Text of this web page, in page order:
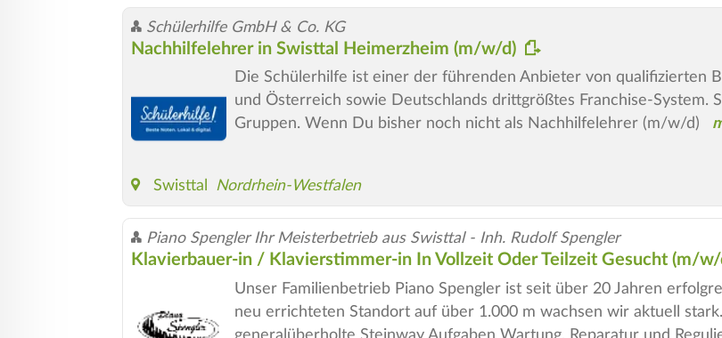
Schülerhilfe GmbH & Co. KG
Nachhilfelehrer in Swisttal Heimerzheim (m/w/d)
Die Schülerhilfe ist einer der führenden Anbieter von qualifizierten
und Österreich sowie Deutschlands drittgrößtes Franchise-System.
Gruppen. Wenn Du bisher noch nicht als Nachhilfelehrer (m/w/d)
Swisttal Nordrhein-Westfalen
Piano Spengler Ihr Meisterbetrieb aus Swisttal - Inh. Rudolf Spengler
Klavierbauer-in / Klavierstimmer-in In Vollzeit Oder Teilzeit Gesucht (m/w/
Unser Familienbetrieb Piano Spengler ist seit über 20 Jahren
neu errichteten Standort auf über 1.000 m wachsen wir aktuell
generalüberholte Steinway Aufgaben Wartung, Reparatur und